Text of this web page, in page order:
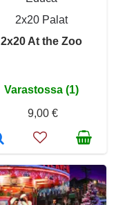
2x20 Palat
2x20 At the Zoo
Varastossa (1)
9,00 €